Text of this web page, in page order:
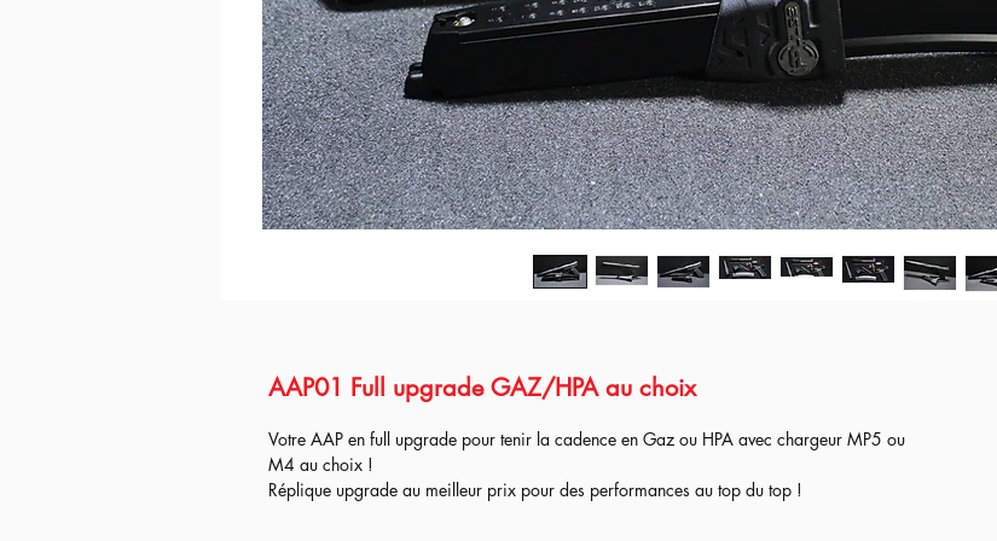
AAP01 Full upgrade GAZ/HPA au choix
Votre AAP en full upgrade pour tenir la cadence en Gaz ou HPA avec chargeur MP5 ou
M4 au choix !
Réplique upgrade au meilleur prix pour des performances au top du top !